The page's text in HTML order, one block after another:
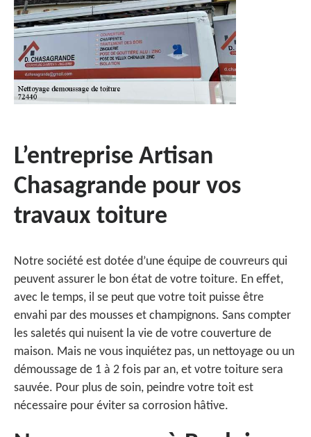
L’entreprise Artisan
Chasagrande pour vos
travaux toiture
Notre société est dotée d’une équipe de couvreurs qui
peuvent assurer le bon état de votre toiture. En effet,
avec le temps, il se peut que votre toit puisse être
envahi par des mousses et champignons. Sans compter
les saletés qui nuisent la vie de votre couverture de
maison. Mais ne vous inquiétez pas, un nettoyage ou un
démoussage de 1 à 2 fois par an, et votre toiture sera
sauvée. Pour plus de soin, peindre votre toit est
nécessaire pour éviter sa corrosion hâtive.